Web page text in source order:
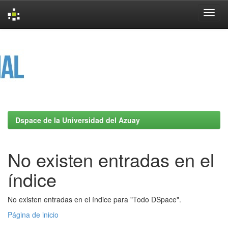
Dspace de la Universidad del Azuay
No existen entradas en el
índice
No existen entradas en el índice para "Todo DSpace".
Página de inicio